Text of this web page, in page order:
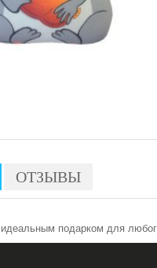
ОТЗЫВЫ
идеальным подарком для